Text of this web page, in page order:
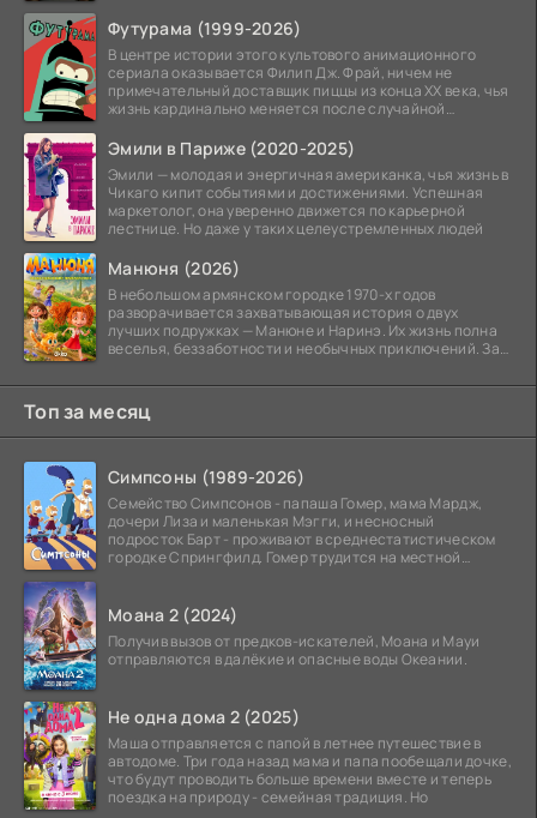
Футурама (1999-2026)
В центре истории этого культового анимационного
сериала оказывается Филип Дж. Фрай, ничем не
примечательный доставщик пиццы из конца XX века, чья
жизнь кардинально меняется после случайной
Эмили в Париже (2020-2025)
Эмили — молодая и энергичная американка, чья жизнь в
Чикаго кипит событиями и достижениями. Успешная
маркетолог, она уверенно движется по карьерной
лестнице. Но даже у таких целеустремленных людей
Манюня (2026)
В небольшом армянском городке 1970-х годов
разворачивается захватывающая история о двух
лучших подружках — Манюне и Наринэ. Их жизнь полна
веселья, беззаботности и необычных приключений. За
Топ за месяц
Симпсоны (1989-2026)
Семейство Симпсонов - папаша Гомер, мама Мардж,
дочери Лиза и маленькая Мэгги, и несносный
подросток Барт - проживают в среднестатистическом
городке Спрингфилд. Гомер трудится на местной
Моана 2 (2024)
Получив вызов от предков-искателей, Моана и Мауи
отправляются в далёкие и опасные воды Океании.
Не одна дома 2 (2025)
Маша отправляется с папой в летнее путешествие в
автодоме. Три года назад мама и папа пообещали дочке,
что будут проводить больше времени вместе и теперь
поездка на природу - семейная традиция. Но